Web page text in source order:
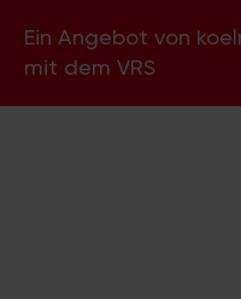
Ein Angebot von
mit dem VRS